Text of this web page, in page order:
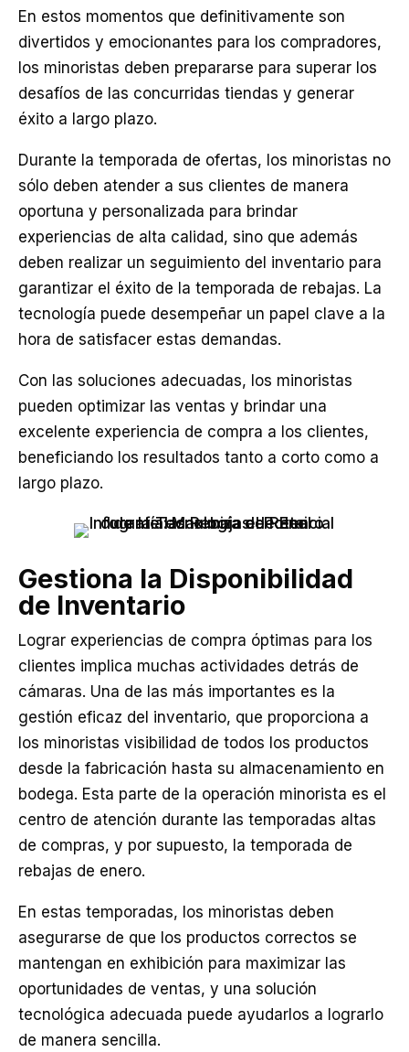
En estos momentos que definitivamente son
divertidos y emocionantes para los compradores,
los minoristas deben prepararse para superar los
desafíos de las concurridas tiendas y generar
éxito a largo plazo.
Durante la temporada de ofertas, los minoristas no
sólo deben atender a sus clientes de manera
oportuna y personalizada para brindar
experiencias de alta calidad, sino que además
deben realizar un seguimiento del inventario para
garantizar el éxito de la temporada de rebajas. La
tecnología puede desempeñar un papel clave a la
hora de satisfacer estas demandas.
Con las soluciones adecuadas, los minoristas
pueden optimizar las ventas y brindar una
excelente experiencia de compra a los clientes,
beneficiando los resultados tanto a corto como a
largo plazo.
Gestiona la Disponibilidad
de Inventario
Lograr experiencias de compra óptimas para los
clientes implica muchas actividades detrás de
cámaras. Una de las más importantes es la
gestión eficaz del inventario, que proporciona a
los minoristas visibilidad de todos los productos
desde la fabricación hasta su almacenamiento en
bodega. Esta parte de la operación minorista es el
centro de atención durante las temporadas altas
de compras, y por supuesto, la temporada de
rebajas de enero.
En estas temporadas, los minoristas deben
asegurarse de que los productos correctos se
mantengan en exhibición para maximizar las
oportunidades de ventas, y una solución
tecnológica adecuada puede ayudarlos a lograrlo
de manera sencilla.